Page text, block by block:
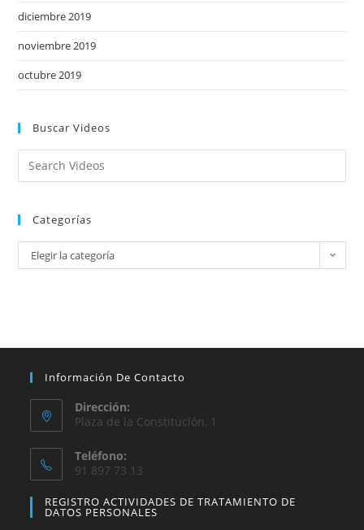
diciembre 2019
noviembre 2019
octubre 2019
Buscar Videos
Categorías
Elegir la categoría
Información De Contacto
Dirección:
Plaza de la Constitución, 1
Teléfono:
91 897 73 13
REGISTRO ACTIVIDADES DE TRATAMIENTO DE
DATOS PERSONALES